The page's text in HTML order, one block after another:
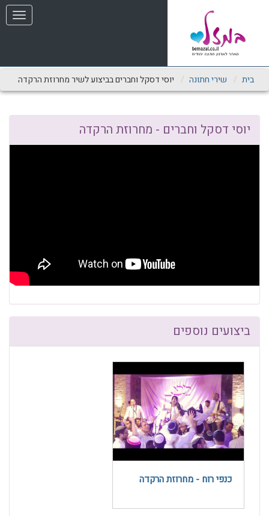
מַעֲרֶכֶת
בִּקְלִיק
לִנְגִישׁוּת
הָאֲתָר.
תפריט
בית שירי חתונה יוסי דסקל וחברים בביצוע לשיר מחרוזת הרקדה
יוסי דסקל וחברים - מחרוזת הרקדה
ביצועים נוספים
כנפי רוח - מחרוזת הרקדה